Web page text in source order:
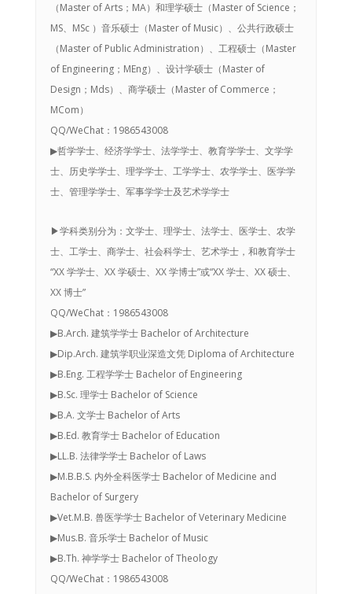
（Master of Arts；MA）和理学硕士（Master of Science；
MS、MSc ）音乐硕士（Master of Music）、公共行政硕士
（Master of Public Administration）、工程硕士（Master
of Engineering；MEng）、设计学硕士（Master of
Design；Mds）、商学硕士（Master of Commerce；
MCom）
QQ/WeChat：1986543008
▶哲学学士、经济学学士、法学学士、教育学学士、文学学
士、历史学学士、理学学士、工学学士、农学学士、医学学
士、管理学学士、军事学学士及艺术学学士
▶学科类别分为：文学士、理学士、法学士、医学士、农学
士、工学士、商学士、社会科学士、艺术学士，和教育学士
“XX 学学士、XX 学硕士、XX 学博士”或“XX 学士、XX 硕士、
XX 博士”
QQ/WeChat：1986543008
▶B.Arch. 建筑学学士 Bachelor of Architecture
▶Dip.Arch. 建筑学职业深造文凭 Diploma of Architecture
▶B.Eng. 工程学学士 Bachelor of Engineering
▶B.Sc. 理学士 Bachelor of Science
▶B.A. 文学士 Bachelor of Arts
▶B.Ed. 教育学士 Bachelor of Education
▶LL.B. 法律学学士 Bachelor of Laws
▶M.B.B.S. 内外全科医学士 Bachelor of Medicine and
Bachelor of Surgery
▶Vet.M.B. 兽医学学士 Bachelor of Veterinary Medicine
▶Mus.B. 音乐学士 Bachelor of Music
▶B.Th. 神学学士 Bachelor of Theology
QQ/WeChat：1986543008